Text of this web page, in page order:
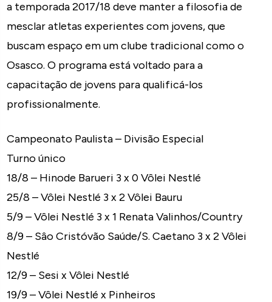
a temporada 2017/18 deve manter a filosofia de
mesclar atletas experientes com jovens, que
buscam espaço em um clube tradicional como o
Osasco. O programa está voltado para a
capacitação de jovens para qualificá-los
profissionalmente.
Campeonato Paulista – Divisão Especial
Turno único
18/8 – Hinode Barueri 3 x 0 Vôlei Nestlé
25/8 – Vôlei Nestlé 3 x 2 Vôlei Bauru
5/9 – Vôlei Nestlé 3 x 1 Renata Valinhos/Country
8/9 – Sâo Cristóvão Saúde/S. Caetano 3 x 2 Vôlei
Nestlé
12/9 – Sesi x Vôlei Nestlé
19/9 – Vôlei Nestlé x Pinheiros